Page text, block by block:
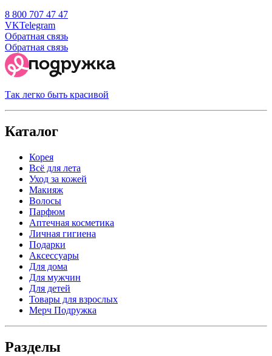
8 800 707 47 47
VKTelegram
Обратная связь
Обратная связь
Так легко быть красивой
Каталог
Корея
Всё для лета
Уход за кожей
Макияж
Волосы
Парфюм
Аптечная косметика
Личная гигиена
Подарки
Аксессуары
Для дома
Для мужчин
Для детей
Товары для взрослых
Мерч Подружка
Разделы